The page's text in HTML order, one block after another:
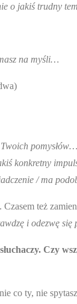
o jakiś trudny
na myśli…
pomysłów…
konkretny
/ ma
też
i odezwę się
Czy
co ty, nie